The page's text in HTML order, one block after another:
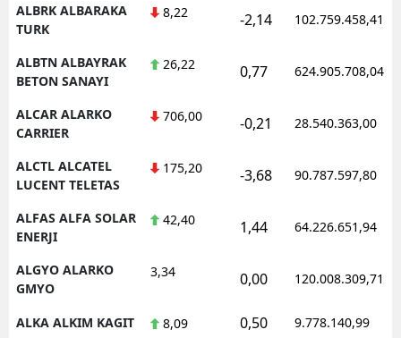
Şanlıurfa
Uşak
Zonguldak
ALBRK ALBARAKA
TURK
8,22 -2,14 102.759.458,41
ALBTN ALBAYRAK
BETON SANAYI
26,22 0,77 624.905.708,04
ALCAR ALARKO
CARRIER
706,00 -0,21 28.540.363,00
ALCTL ALCATEL
LUCENT TELETAS
175,20 -3,68 90.787.597,80
ALFAS ALFA SOLAR
ENERJI
42,40 1,44 64.226.651,94
ALGYO ALARKO
GMYO
3,34 0,00 120.008.309,71
ALKA ALKIM KAGIT 8,09 0,50 9.778.140,99